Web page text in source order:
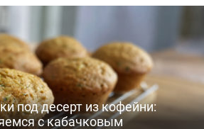
под десерт из кофейни:
с кабачковым